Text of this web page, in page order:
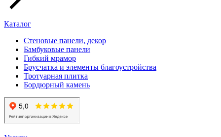
Каталог
Стеновые панели, декор
Бамбуковые панели
Гибкий мрамор
Брусчатка и элементы благоустройства
Тротуарная плитка
Бордюрный камень